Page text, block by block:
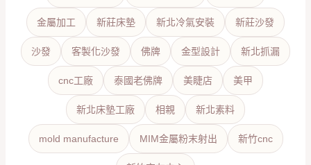
金屬加工 新莊床墊 新北冷氣安裝 新莊沙發
沙發 客製化沙發 佛牌 金型設計 新北抓漏
cnc工廠 泰國老佛牌 美睫店 美甲
新北床墊工廠 相親 新北素料
mold manufacture MIM金屬粉末射出 新竹cnc